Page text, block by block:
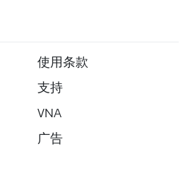
使用条款
支持
VNA
广告